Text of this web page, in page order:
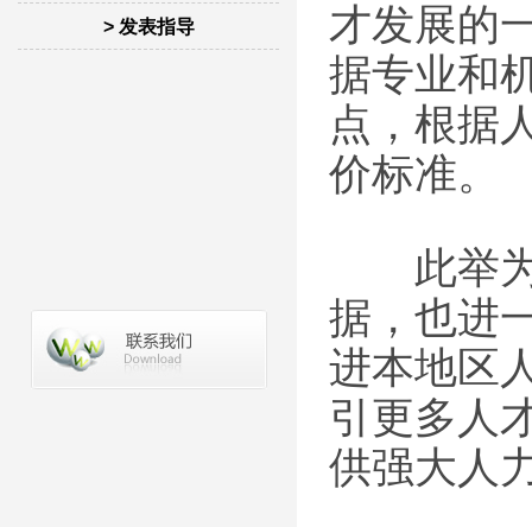
> 发表指导
才发展的
据专业和
点，根据
价标准。
此举为
据，也进
进本地区
引更多人
供强大人